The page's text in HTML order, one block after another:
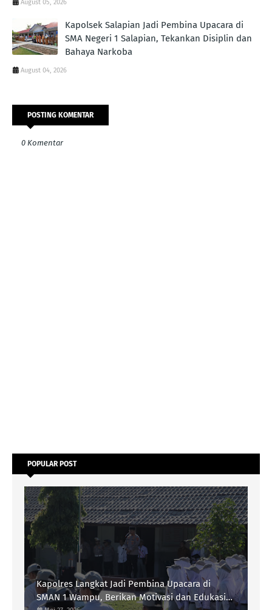
August 05, 2026
Kapolsek Salapian Jadi Pembina Upacara di
SMA Negeri 1 Salapian, Tekankan Disiplin dan
Bahaya Narkoba
August 04, 2026
POSTING KOMENTAR
0 Komentar
POPULAR POST
Kapolres Langkat Jadi Pembina Upacara di
SMAN 1 Wampu, Berikan Motivasi dan Edukasi